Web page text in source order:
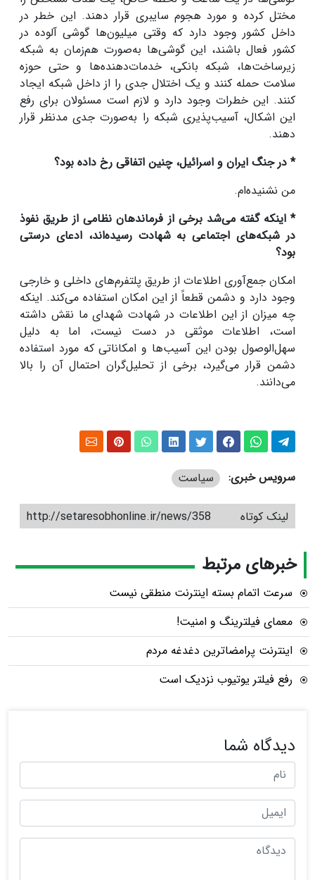
مختل کرده و مورد هجوم سایبری قرار دهند. این خطر در
داخل کشور وجود دارد که وقتی میلیون‌ها گوشی آلوده در
کشور فعال باشند، این گوشی‌ها به‌صورت هم‌زمان به شبکه
زیرساخت‌ها، شبکه بانکی، خدمات‌دهنده‌ها و حتی حوزه
سلامت حمله کنند و یک اختلال جدی را از داخل شبکه ایجاد
کنند. این خطرات وجود دارد و لازم است مسئولان برای رفع
این اشکال، آسیب‌پذیری شبکه را به‌صورت جدی مدنظر قرار
دهند.
* در جنگ ایران و اسرائیل، چنین اتفاقی رخ داده بود؟
من نشنیده‌ام.
* اینکه گفته می‌شد برخی از فرماندهان نظامی از طریق نفوذ
در شبکه‌های اجتماعی به شهادت رسیده‌اند، ادعای درستی
بود؟
امکان جمع‌آوری اطلاعات از طریق پلتفرم‌های داخلی و خارجی
وجود دارد و دشمن قطعاً از این امکان استفاده می‌کند. اینکه
چه میزان از این اطلاعات در شهادت شهدای ما نقش داشته
است، اطلاعات موثقی در دست نیست، اما به دلیل
سهل‌الوصول بودن این آسیب‌ها و امکاناتی که مورد استفاده
دشمن قرار می‌گیرد، برخی از تحلیل‌گران احتمال آن را بالا
می‌دانند.
سرویس خبری: سیاست
لینک کوتاه http://setaresobhonline.ir/news/358
خبرهای مرتبط
سرعت اتمام بسته‌ اینترنت منطقی نیست
معمای فیلترینگ و امنیت!
اینترنت پرامضاترین دغدغه مردم
رفع فیلتر یوتیوب نزدیک است
دیدگاه شما